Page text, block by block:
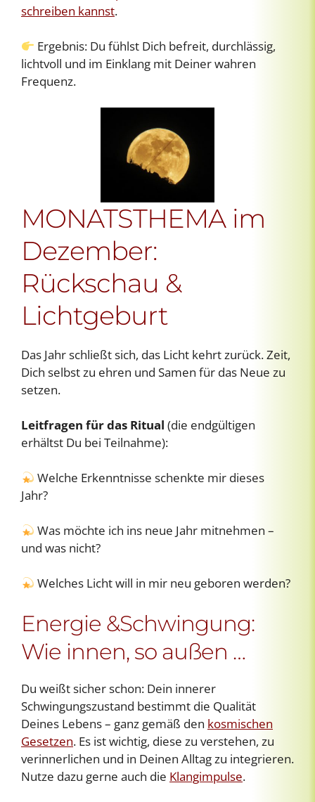
schreiben kannst.
Ergebnis: Du fühlst Dich befreit, durchlässig,
lichtvoll und im Einklang mit Deiner wahren
Frequenz.
MONATSTHEMA im
Dezember:
Rückschau &
Lichtgeburt
Das Jahr schließt sich, das Licht kehrt zurück. Zeit,
Dich selbst zu ehren und Samen für das Neue zu
setzen.
Leitfragen für das Ritual (die endgültigen
erhältst Du bei Teilnahme):
Welche Erkenntnisse schenkte mir dieses
Jahr?
Was möchte ich ins neue Jahr mitnehmen –
und was nicht?
Welches Licht will in mir neu geboren werden?
Energie &Schwingung:
Wie innen, so außen …
Du weißt sicher schon: Dein innerer
Schwingungszustand bestimmt die Qualität
Deines Lebens – ganz gemäß den kosmischen
Gesetzen. Es ist wichtig, diese zu verstehen, zu
verinnerlichen und in Deinen Alltag zu integrieren.
Nutze dazu gerne auch die Klangimpulse.